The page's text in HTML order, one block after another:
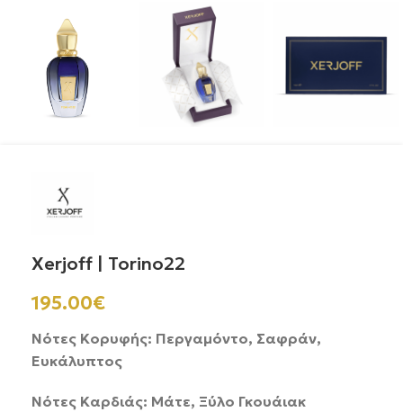
Xerjoff | Torino22
195.00€
Νότες Κορυφής: Περγαμόντο, Σαφράν,
Ευκάλυπτος
Νότες Καρδιάς: Μάτε, Ξύλο Γκουάιακ